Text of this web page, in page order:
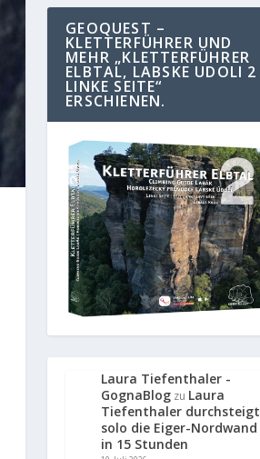
GEOQUEST –
KLETTERFÜHRER UND
MEHR „KLETTERFÜHRER
ELBTAL, LABSKE UDOLI 2
LINKE SEITE“
ERSCHIENEN.
Laura Tiefenthaler -
GognaBlog zu Laura
Tiefenthaler durchsteigt
solo die Eiger-Nordwand
in 15 Stunden